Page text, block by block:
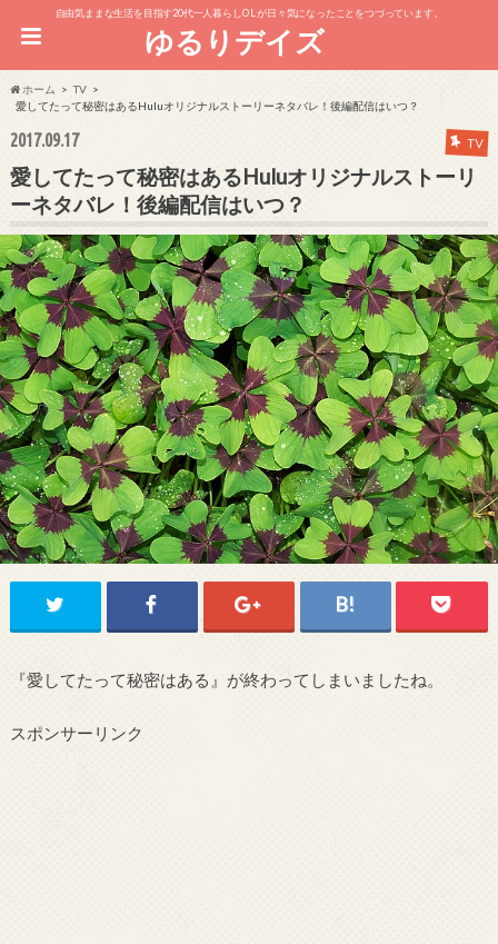
自由気ままな生活を目指す20代一人暮らしOL が日々気になったことをつづっています。
ゆるりデイズ
ホーム
TV
愛してたって秘密はあるHuluオリジナルストーリーネタバレ！後編配信はいつ？
2017.09.17 TV
愛してたって秘密はあるHuluオリジナルストーリ
ーネタバレ！後編配信はいつ？
『愛してたって秘密はある』が終わってしまいましたね。
スポンサーリンク